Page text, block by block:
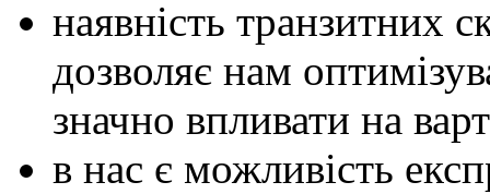
наявність транзитних
дозволяє нам
значно впливати на
в нас є можливість